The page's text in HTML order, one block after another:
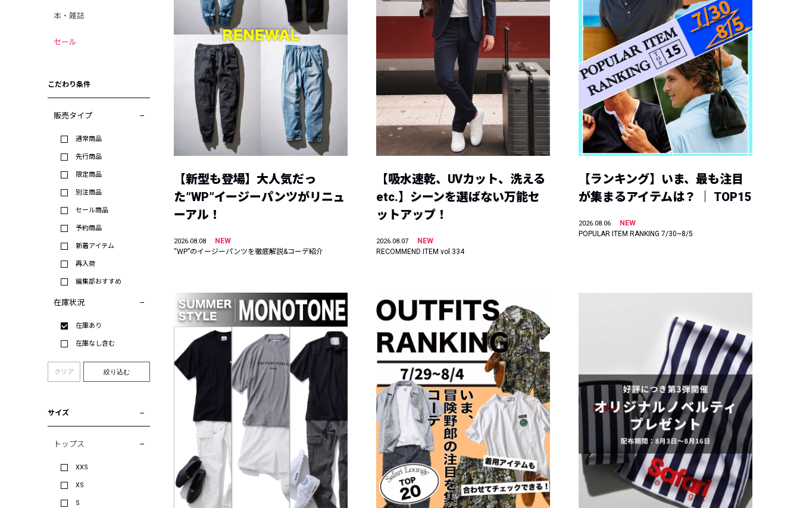
本・雑誌
セール
こだわり条件
販売タイプ
通常商品
先行商品
限定商品
別注商品
セール商品
予約商品
新着アイテム
再入荷
編集部おすすめ
在庫状況
在庫あり
在庫なし含む
クリア 絞り込む
サイズ
トップス
XXS
XS
S
【新型も登場】大人気だっ
た”WP”イージーパンツがリニュ
ーアル！
2026.08.08
NEW
“WP”のイージーパンツを徹底解説&コーデ紹介
【吸水速乾、UVカット、洗える
etc.】シーンを選ばない万能セ
ットアップ！
2026.08.07
NEW
RECOMMEND ITEM vol.334
【ランキング】いま、最も注目
が集まるアイテムは？ ｜ TOP15
2026.08.06
NEW
POPULAR ITEM RANKING 7/30~8/5